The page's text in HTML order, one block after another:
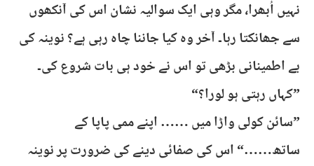
نہیں اُبھرا، مگر وہی ایک سوالیہ نشان اس کی آنکھوں
سے جھانکتا رہا۔ آخر وہ کیا جاننا چاہ رہی ہے؟ نوینہ کی
بے اطمینانی بڑھی تو اس نے خود ہی بات شروع کی۔
”کہاں رہتی ہو لورا؟“
”سائن کولی واڑا میں …… اپنے ممی پاپا کے
ساتھ……“ اس کی صفائی دینے کی ضرورت پر نوینہ